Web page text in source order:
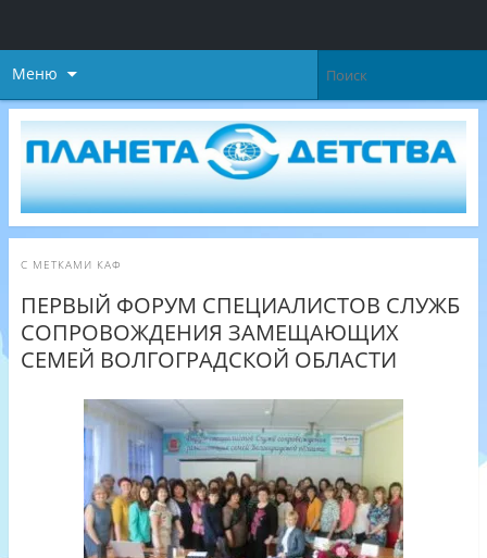
Меню
С МЕТКАМИ КАФ
ПЕРВЫЙ ФОРУМ СПЕЦИАЛИСТОВ СЛУЖБ
СОПРОВОЖДЕНИЯ ЗАМЕЩАЮЩИХ
СЕМЕЙ ВОЛГОГРАДСКОЙ ОБЛАСТИ